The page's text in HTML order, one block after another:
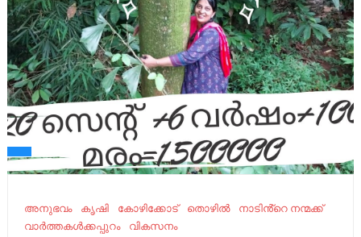
അനുഭവം കൃഷി കോഴിക്കോട് തൊഴിൽ
നാടിൻ്റെ നന്മക്ക്
വാർത്തകൾക്കപ്പുറം
വികസനം